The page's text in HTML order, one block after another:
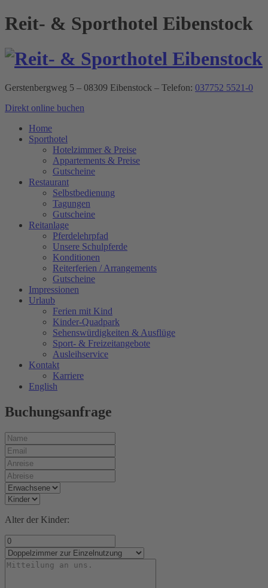
Reit- & Sporthotel Eibenstock
Gerstenbergweg 5 – 08309 Eibenstock – Telefon: 037752 5521-0
Direkt online buchen
Home
Sporthotel
Hotelzimmer & Preise
Appartements & Preise
Gutscheine
Restaurant
Selbstbedienung
Tagungen
Gutscheine
Reitanlage
Pferdelehrpfad
Unsere Schulpferde
Konditionen
Reiterferien / Arrangements
Gutscheine
Impressionen
Urlaub
Ferien mit Kind
Kinder-Quadpark
Sehenswürdigkeiten & Ausflüge
Sport- & Freizeitangebote
Ausleihservice
Kontakt
Karriere
English
Buchungsanfrage
Alter der Kinder: